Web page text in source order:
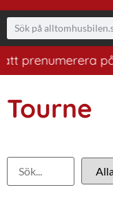
på
Tourne